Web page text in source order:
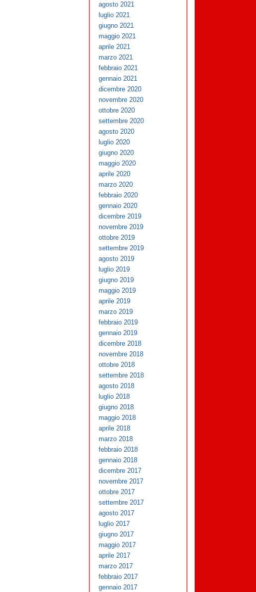
agosto 2021
luglio 2021
giugno 2021
maggio 2021
aprile 2021
marzo 2021
febbraio 2021
gennaio 2021
dicembre 2020
novembre 2020
ottobre 2020
settembre 2020
agosto 2020
luglio 2020
giugno 2020
maggio 2020
aprile 2020
marzo 2020
febbraio 2020
gennaio 2020
dicembre 2019
novembre 2019
ottobre 2019
settembre 2019
agosto 2019
luglio 2019
giugno 2019
maggio 2019
aprile 2019
marzo 2019
febbraio 2019
gennaio 2019
dicembre 2018
novembre 2018
ottobre 2018
settembre 2018
agosto 2018
luglio 2018
giugno 2018
maggio 2018
aprile 2018
marzo 2018
febbraio 2018
gennaio 2018
dicembre 2017
novembre 2017
ottobre 2017
settembre 2017
agosto 2017
luglio 2017
giugno 2017
maggio 2017
aprile 2017
marzo 2017
febbraio 2017
gennaio 2017